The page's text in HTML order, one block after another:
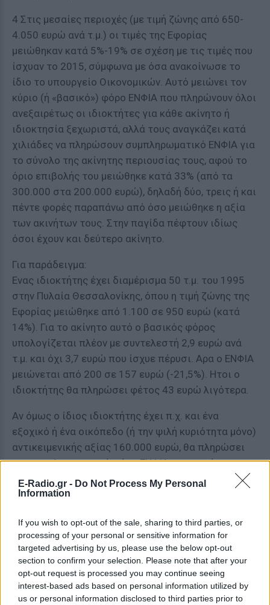
E-Radio.gr - Do Not Process My Personal
Information
If you wish to opt-out of the sale, sharing to third parties, or
processing of your personal or sensitive information for
targeted advertising by us, please use the below opt-out
section to confirm your selection. Please note that after your
opt-out request is processed you may continue seeing
interest-based ads based on personal information utilized by
us or personal information disclosed to third parties prior to
4 Στις μεσαίες περιοχές (με τιμή ζώνης από 650-
4.050 ευρώ ανά τ.μ.) οι τιμές της Εφορίας
μειώθηκαν κατά 5%-19% σε σχέση με τις τιμές που
ίσχυαν το 2015, σύμφωνα με όσα ανακοίνωσε το
ίδιο το υπουργείο Οικονομικών. Αυτό μειώνει τον
κύριο (ή «βασικό») φόρο ΕΝΦΙΑ που πληρώνουν όλοι
ανεξαιρέτως οι ιδιοκτήτες για κάθε ακίνητο ή
ιδιοκτησία ξεχωριστά, αλλά τους αναγκάζει κατά
χιλιάδες να πληρώσουν συμπληρωματικό ΕΝΦΙΑ για
το σύνολο της ακίνητης περιουσίας τους, αφού το
όριο επιβολής του μειώθηκε κατά 33% (από τα
300.000 στα 200.000 ευρώ), δηλαδή δύο, τρεις ή και
πέντε φορές παραπάνω από όσο μειώθηκε η αξία
των ακινήτων τους. Στην παγίδα πέφτουν ιδίως
όσοι έχουν και δεύτερο ακίνητο.
Για παράδειγμα:
Ενας ιδιοκτήτης έχει διαμέρισμα 50 τ.μ. του 1995
στην Πυλαία Θεσσαλονίκης, όπου η τιμή ζώνης της
Εφορίας μειώθηκε από 1.100 σε 950 ευρώ (κατά
14%). Για το ακίνητο αυτό ο βασικός φόρος
υπολογίζεται πλέον με συντελεστή 2,9 ευρώ ανά
τ.μ. και όχι 3,7 ευρώ που ίσχυε πέρυσι. Αρα ο ΕΝΦΙΑ
μειώνεται από 200 σε 157 ευρώ (-21,5%). Ητοι ο
ιδιοκτήτης θα πληρώσει φέτος 43 ευρώ λιγότερα.
Αν όμως ο ίδιος ιδιοκτήτης έχει π.χ. και ένα
εξοχικό ή ένα οικόπεδο (ή την ψιλή κυριότητα μόνο)
αντικειμενικής αξίας 160.000 ευρώ, θα πληρώσει
και συμπληρωματικό φόρο ΕΝΦΙΑ, τον οποίο πριν
δεν πλήρωνε.
Εκτός από τη μεσαία τάξη, το μάρμαρο των
μειώσεων των αντικειμενικών αξιών θα πληρώσουν
επίσης οι επιχειρήσεις που ενώ απαλλάσσονταν
πέρυσι για τα ακίνητα που χρησιμοποιούν, φέτος
για πρώτη φορά καλούνται να πληρώσουν ΕΝΦΙΑ για